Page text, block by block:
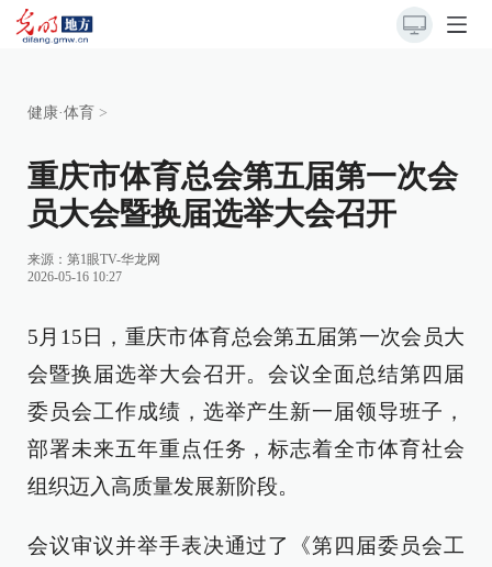
健康·体育 >
重庆市体育总会第五届第一次会
员大会暨换届选举大会召开
来源： 第1眼TV-华龙网
2026-05-16 10:27
5月15日，重庆市体育总会第五届第一次会员大
会暨换届选举大会召开。会议全面总结第四届
委员会工作成绩，选举产生新一届领导班子，
部署未来五年重点任务，标志着全市体育社会
组织迈入高质量发展新阶段。
会议审议并举手表决通过了《第四届委员会工